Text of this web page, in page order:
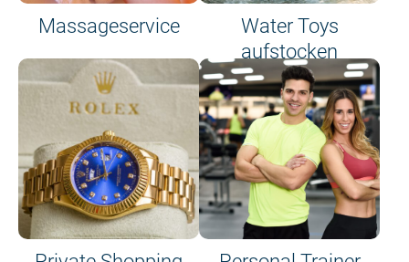
Massageservice
Water Toys
aufstocken